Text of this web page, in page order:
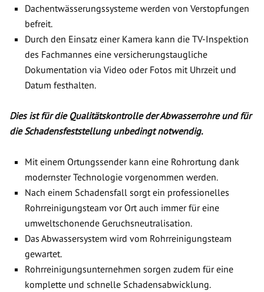
Dachentwässerungssysteme werden von Verstopfungen
befreit.
Durch den Einsatz einer Kamera kann die TV-Inspektion
des Fachmannes eine versicherungstaugliche
Dokumentation via Video oder Fotos mit Uhrzeit und
Datum festhalten.
Dies ist für die Qualitätskontrolle der Abwasserrohre und für
die Schadensfeststellung unbedingt notwendig.
Mit einem Ortungssender kann eine Rohrortung dank
modernster Technologie vorgenommen werden.
Nach einem Schadensfall sorgt ein professionelles
Rohrreinigungsteam vor Ort auch immer für eine
umweltschonende Geruchsneutralisation.
Das Abwassersystem wird vom Rohrreinigungsteam
gewartet.
Rohrreinigungsunternehmen sorgen zudem für eine
komplette und schnelle Schadensabwicklung.